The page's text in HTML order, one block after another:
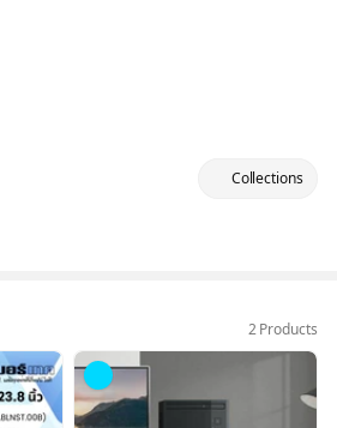
Collections
2 Products